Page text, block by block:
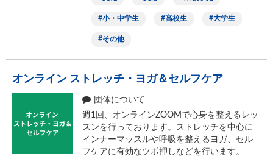
小・中学生 高校生 大学生
その他
オンライン ストレッチ・ヨガ＆セルフケア
団体について
週1回、オンラインZOOMで心身を整えるレッ
スンを行っております。ストレッチを中心に
インナーマッスルや呼吸を整えるヨガ、セル
フケアに有効なツボ押しなどを行います。